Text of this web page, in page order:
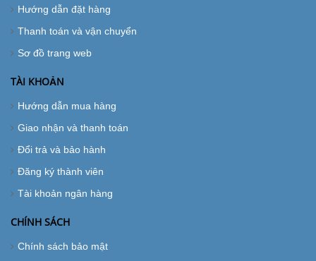
Hướng dẫn đặt hàng
Thanh toán và vận chuyển
Sơ đồ trang web
TÀI KHOẢN
Hướng dẫn mua hàng
Giao nhận và thanh toán
Đổi trả và bảo hành
Đăng ký thành viên
Tài khoản ngân hàng
CHÍNH SÁCH
Chính sách bảo mật